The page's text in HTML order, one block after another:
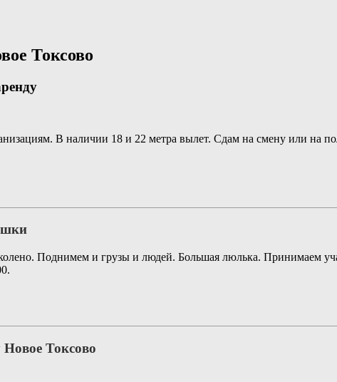
Токсово
В наличии 18 и 22 метра вылет. Сдам на смену или на
Поднимем и грузы и людей. Большая люлька. Принимаем
Новое Токсово